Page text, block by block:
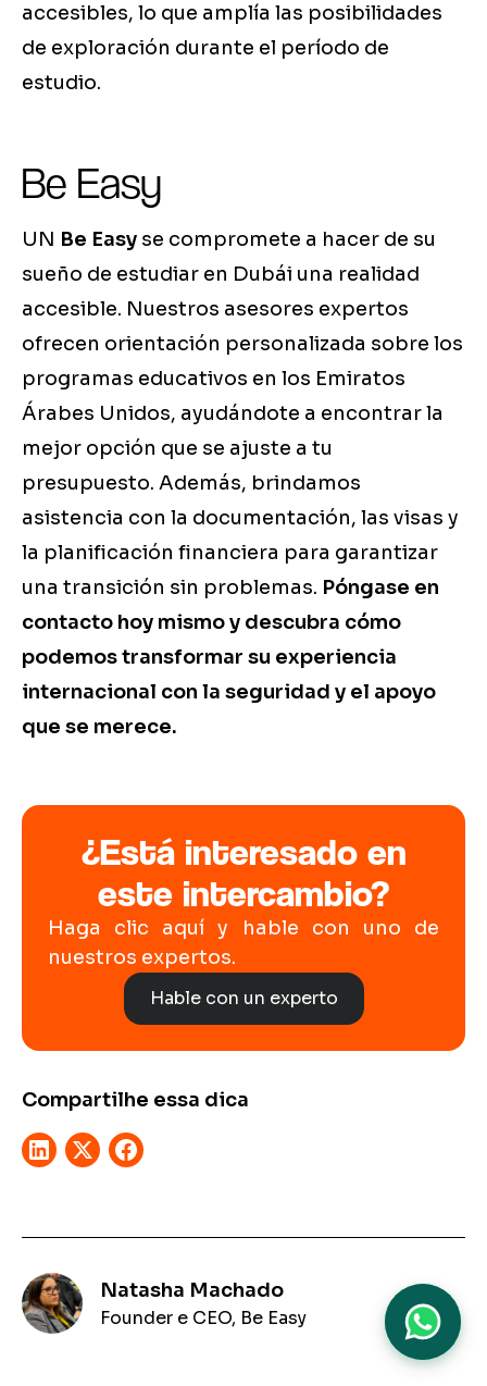
accesibles, lo que amplía las posibilidades
de exploración durante el período de
estudio.
Be Easy
UN Be Easy se compromete a hacer de su
sueño de estudiar en Dubái una realidad
accesible. Nuestros asesores expertos
ofrecen orientación personalizada sobre los
programas educativos en los Emiratos
Árabes Unidos, ayudándote a encontrar la
mejor opción que se ajuste a tu
presupuesto. Además, brindamos
asistencia con la documentación, las visas y
la planificación financiera para garantizar
una transición sin problemas. Póngase en
contacto hoy mismo y descubra cómo
podemos transformar su experiencia
internacional con la seguridad y el apoyo
que se merece.
¿Está interesado en
este intercambio?
Haga clic aquí y hable con uno de
nuestros expertos.
Hable con un experto
Compartilhe essa dica
Natasha Machado
Founder e CEO, Be Easy